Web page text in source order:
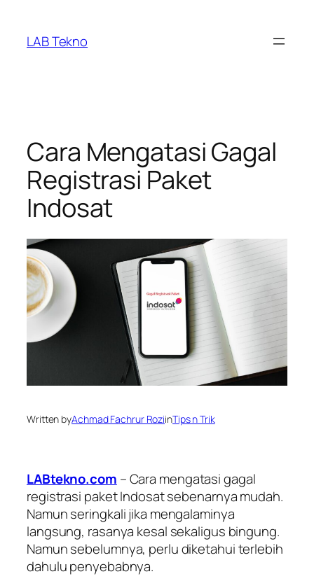
content
LAB Tekno
Cara Mengatasi Gagal
Registrasi Paket
Indosat
Written byAchmad Fachrur RoziinTips n Trik
LABtekno.com – Cara mengatasi gagal
registrasi paket Indosat sebenarnya mudah.
Namun seringkali jika mengalaminya
langsung, rasanya kesal sekaligus bingung.
Namun sebelumnya, perlu diketahui terlebih
dahulu penyebabnya.